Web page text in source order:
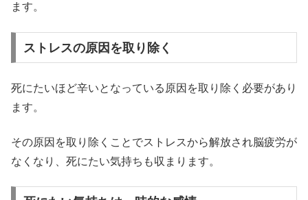
ます。
ストレスの原因を取り除く
死にたいほど辛いとなっている原因を取り除く必要があり
ます。
その原因を取り除くことでストレスから解放され脳疲労が
なくなり、死にたい気持ちも収まります。